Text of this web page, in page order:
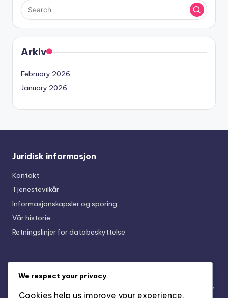
Arkiv
February 2026
January 2026
Juridisk informasjon
Kontakt
Tjenestevilkår
Informasjonskapsler og sporing
Vår historie
Retningslinjer for databeskyttelse
Miljøvennlige fast grunnknotter: Bærekraft, Materialer,
Design
We respect your privacy
Cookies help us improve your experience,